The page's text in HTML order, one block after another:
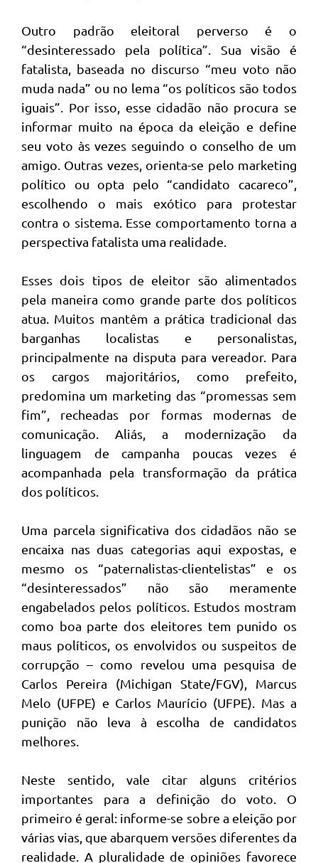
Outro padrão eleitoral perverso é o
“desinteressado pela política”. Sua visão é
fatalista, baseada no discurso “meu voto não
muda nada” ou no lema “os políticos são todos
iguais”. Por isso, esse cidadão não procura se
informar muito na época da eleição e define
seu voto às vezes seguindo o conselho de um
amigo. Outras vezes, orienta-se pelo marketing
político ou opta pelo “candidato cacareco”,
escolhendo o mais exótico para protestar
contra o sistema. Esse comportamento torna a
perspectiva fatalista uma realidade.
Esses dois tipos de eleitor são alimentados
pela maneira como grande parte dos políticos
atua. Muitos mantêm a prática tradicional das
barganhas localistas e personalistas,
principalmente na disputa para vereador. Para
os cargos majoritários, como prefeito,
predomina um marketing das “promessas sem
fim”, recheadas por formas modernas de
comunicação. Aliás, a modernização da
linguagem de campanha poucas vezes é
acompanhada pela transformação da prática
dos políticos.
Uma parcela significativa dos cidadãos não se
encaixa nas duas categorias aqui expostas, e
mesmo os “paternalistas-clientelistas” e os
“desinteressados” não são meramente
engabelados pelos políticos. Estudos mostram
como boa parte dos eleitores tem punido os
maus políticos, os envolvidos ou suspeitos de
corrupção – como revelou uma pesquisa de
Carlos Pereira (Michigan State/FGV), Marcus
Melo (UFPE) e Carlos Maurício (UFPE). Mas a
punição não leva à escolha de candidatos
melhores.
Neste sentido, vale citar alguns critérios
importantes para a definição do voto. O
primeiro é geral: informe-se sobre a eleição por
várias vias, que abarquem versões diferentes da
realidade. A pluralidade de opiniões favorece